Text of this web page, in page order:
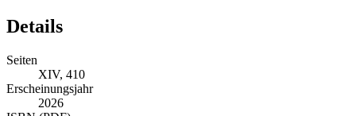
Details
Seiten
XIV, 410
Erscheinungsjahr
2026